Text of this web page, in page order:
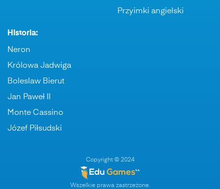
Przyimki angielski
Historia:
Neron
Królowa Jadwiga
Boleslaw Bierut
Jan Paweł II
Monte Cassino
Józef Piłsudski
Copyright © 2024
Wszelkie prawa zastrzeżone.